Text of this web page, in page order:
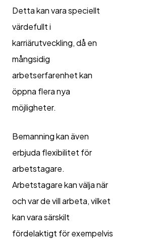
Detta kan vara speciellt
värdefullt i
karriärutveckling, då en
mångsidig
arbetserfarenhet kan
öppna flera nya
möjligheter.
Bemanning kan även
erbjuda flexibilitet för
arbetstagare.
Arbetstagare kan välja när
och var de vill arbeta, vilket
kan vara särskilt
fördelaktigt för exempelvis